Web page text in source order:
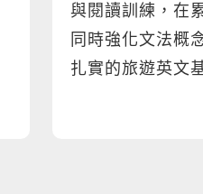
與閱讀訓練，在
同時強化文法概
扎實的旅遊英文